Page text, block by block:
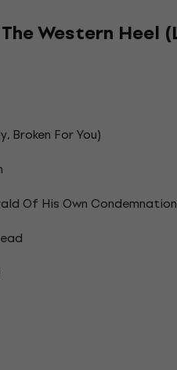
Western Heel
Broken For You)
Of His Own